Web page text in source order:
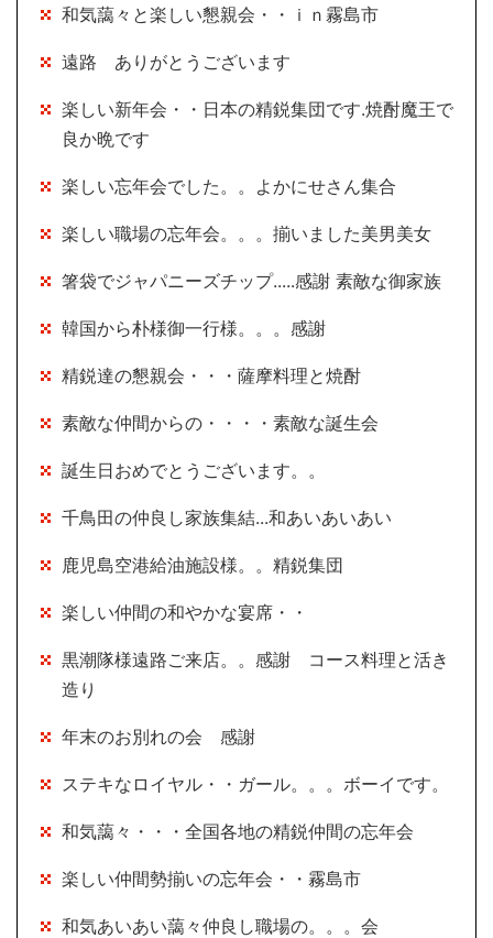
和気藹々と楽しい懇親会・・ｉｎ霧島市
遠路 ありがとうございます
楽しい新年会・・日本の精鋭集団です.焼酎魔王で
良か晩です
楽しい忘年会でした。。よかにせさん集合
楽しい職場の忘年会。。。揃いました美男美女
箸袋でジャパニーズチップ.....感謝 素敵な御家族
韓国から朴様御一行様。。。感謝
精鋭達の懇親会・・・薩摩料理と焼酎
素敵な仲間からの・・・・素敵な誕生会
誕生日おめでとうございます。。
千鳥田の仲良し家族集結...和あいあいあい
鹿児島空港給油施設様。。精鋭集団
楽しい仲間の和やかな宴席・・
黒潮隊様遠路ご来店。。感謝 コース料理と活き
造り
年末のお別れの会 感謝
ステキなロイヤル・・ガール。。。ボーイです。
和気藹々・・・全国各地の精鋭仲間の忘年会
楽しい仲間勢揃いの忘年会・・霧島市
和気あいあい藹々仲良し職場の。。。会